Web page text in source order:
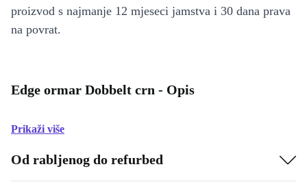
proizvod s najmanje 12 mjeseci jamstva i 30 dana prava
na povrat.
Edge ormar Dobbelt crn - Opis
Prikaži više
Od rabljenog do refurbed